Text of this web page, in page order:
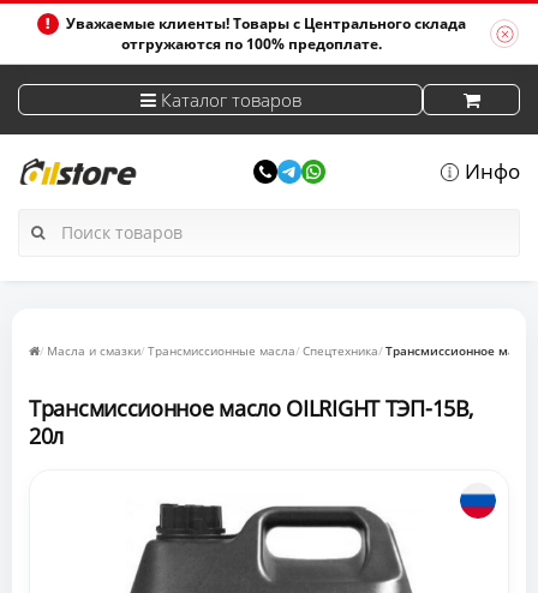
Уважаемые клиенты! Товары с Центрального склада
отгружаются по 100% предоплате.
Каталог товаров
Инфо
Масла и смазки Трансмиссионные масла Спецтехника Tрансмиссионное
Tрансмиссионное масло OILRIGHT ТЭП-15В,
20л